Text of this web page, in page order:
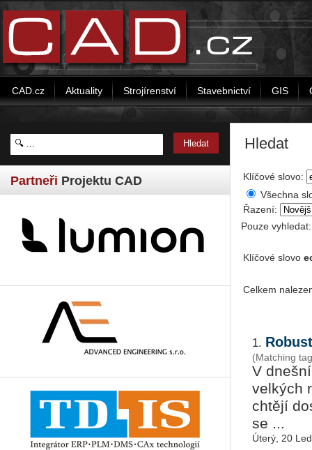
CAD.cz Aktuality Strojírenství Stavebnictví GIS
Partneři Projektu CAD
Hledat
Klíčové slovo:
Všechna
Řazení:
Pouze
Klíčové slovo
Celkem
1.
(Matching
V
velkých
chtějí
se ...
Úterý, 20